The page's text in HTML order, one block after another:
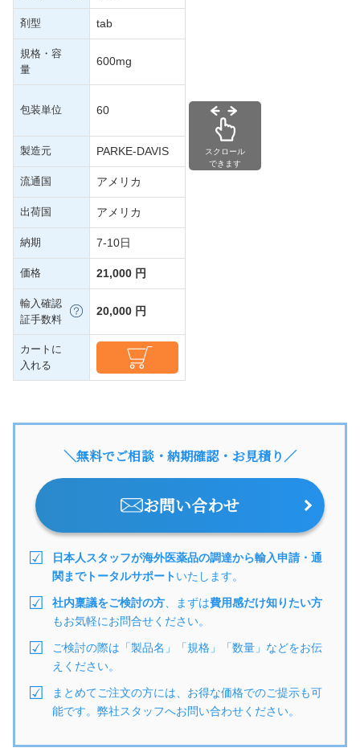
剤型 tab
規格・容
量
600mg
包装単位 60
製造元 PARKE-DAVIS
流通国 アメリカ
出荷国 アメリカ
納期 7-10日
価格 21,000 円
輸入確認
証手数料
20,000 円
カートに
入れる
スクロール
できます
＼無料でご相談・納期確認・お見積り／
お問い合わせ
日本人スタッフが海外医薬品の調達から輸入申請・通
関までトータルサポートいたします。
社内稟議をご検討の方 、まずは費用感だけ知りたい方
もお気軽にお問合せください。
ご検討の際は「製品名」「規格」「数量」などをお伝
えください。
まとめてご注文の方には、お得な価格でのご提示も可
能です。弊社スタッフへお問い合わせください。